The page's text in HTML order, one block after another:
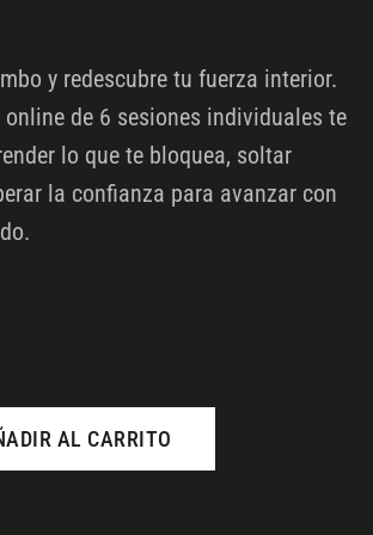
y redescubre tu fuerza interior.
online de 6 sesiones individuales te
lo que te bloquea, soltar
la confianza para avanzar con
AL CARRITO